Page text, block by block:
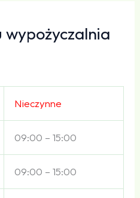
Nieczynne
09:00 – 15:00
09:00 – 15:00